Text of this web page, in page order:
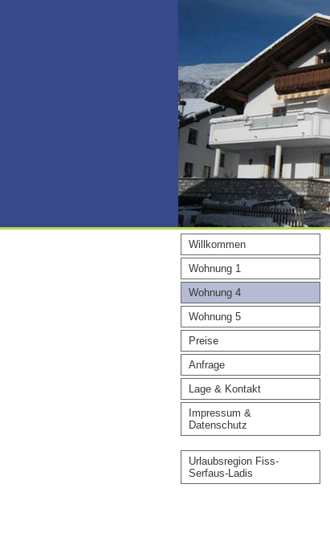
Willkommen
Wohnung 1
Wohnung 4
Wohnung 5
Preise
Anfrage
Lage & Kontakt
Impressum &
Datenschutz
Urlaubsregion Fiss-
Serfaus-Ladis